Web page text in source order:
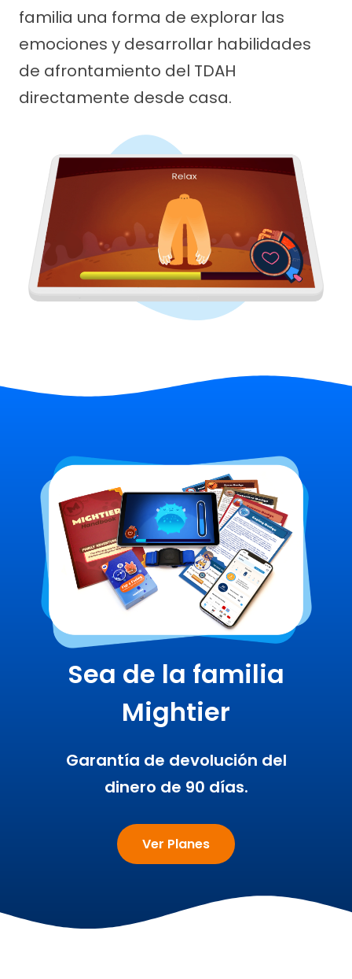
familia una forma de explorar las
emociones y desarrollar habilidades
de afrontamiento del TDAH
directamente desde casa.
Sea de la familia
Mightier
Garantía de devolución del
dinero de 90 días.
Ver Planes